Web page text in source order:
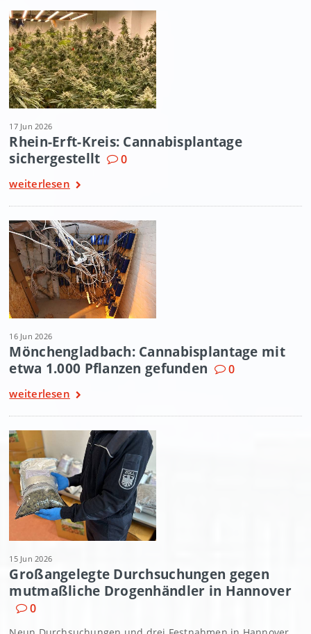
17 Jun 2026
Rhein-Erft-Kreis: Cannabisplantage
sichergestellt
0
weiterlesen
16 Jun 2026
Mönchengladbach: Cannabisplantage mit
etwa 1.000 Pflanzen gefunden
0
weiterlesen
15 Jun 2026
Großangelegte Durchsuchungen gegen
mutmaßliche Drogenhändler in Hannover
0